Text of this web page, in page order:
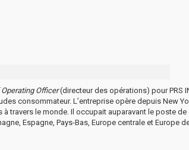
Officer(directeur des opérations) pour PRS
consommateur. L’entreprise opère depuis New
travers le monde. Il occupait auparavant le poste
Espagne, Pays-Bas, Europe centrale et Europe de